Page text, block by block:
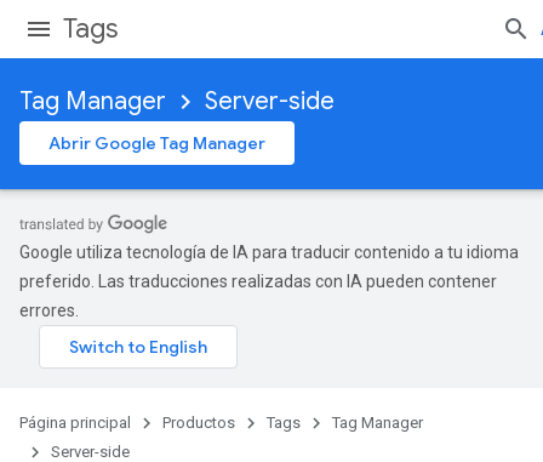
Tags
Tag Manager Server-side
Abrir Google Tag Manager
Google utiliza tecnología de IA para traducir contenido a tu idioma
preferido. Las traducciones realizadas con IA pueden contener
errores.
Página principal Productos Tags
Tag Manager
Server-side